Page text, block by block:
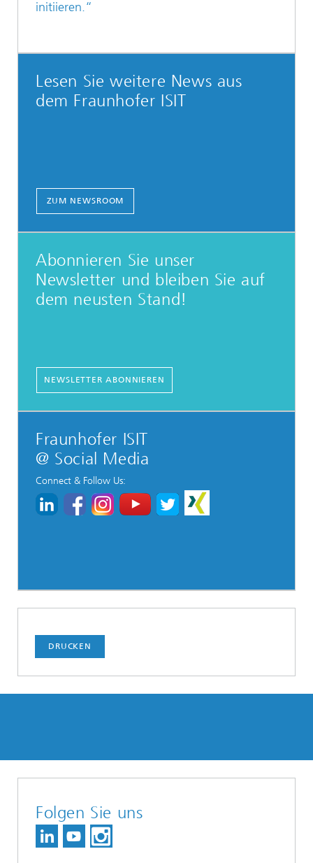
initiieren.“
Lesen Sie weitere News aus
dem Fraunhofer ISIT
ZUM NEWSROOM
Abonnieren Sie unser
Newsletter und bleiben Sie auf
dem neusten Stand!
NEWSLETTER ABONNIEREN
Fraunhofer ISIT
@ Social Media
Connect & Follow Us:
DRUCKEN
Folgen Sie uns